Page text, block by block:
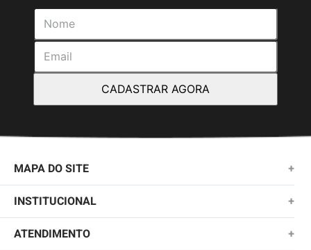
CADASTRAR AGORA
MAPA DO SITE +
NOVIDADES
MASCULINO
INSTITUCIONAL +
SOBRE NÓS
ATENDIMENTO +